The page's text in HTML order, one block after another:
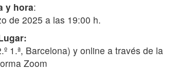
y hora:
de 2025 a las 19:00 h.
1.ª, Barcelona) y online a través de la
Zoom